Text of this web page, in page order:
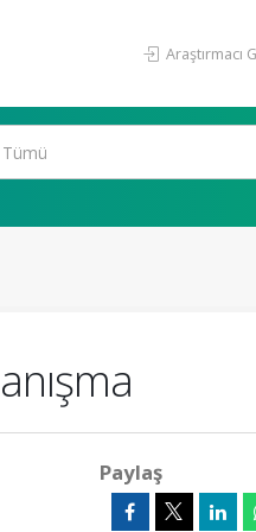
Araştırmacı
Paylaş